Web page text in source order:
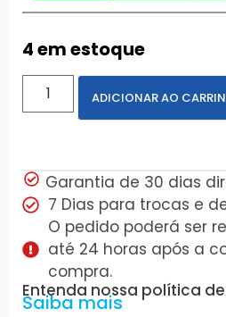
4 em estoque
ADICIONAR AO
Garantia de 30 dias
7 Dias para trocas e
O pedido poderá ser
até 24 horas após a
compra.
Entenda nossa política
Saiba mais